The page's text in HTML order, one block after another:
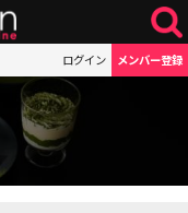
ログイン メンバー登録